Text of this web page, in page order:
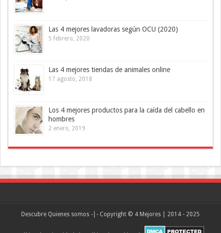
Las 4 mejores lavadoras según OCU (2020)
5 febrero, 2020
Las 4 mejores tiendas de animales online
17 agosto, 2018
Los 4 mejores productos para la caída del cabello en
hombres
2 enero, 2019
Descubre Quienes somos -|- Copyright © 4 Mejores | 2014 - 2025